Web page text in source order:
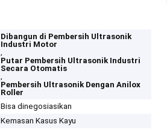
Dibangun di Pembersih Ultrasonik
Industri Motor
,
Putar Pembersih Ultrasonik Industri
Secara Otomatis
,
Pembersih Ultrasonik Dengan Anilox
Roller
Bisa dinegosiasikan
Kemasan Kasus Kayu